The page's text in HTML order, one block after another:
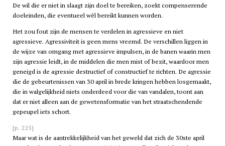
De wil die er niet in slaagt zijn doel te bereiken, zoekt compenserende
doeleinden, die eventueel wèl bereikt kunnen worden.
Het zou fout zijn de mensen te verdelen in agressieve en niet
agressieve. Agressiviteit is geen mens vreemd. De verschillen liggen in
de wijze van omgang met agressieve impulsen, in de banen waarin men
zijn agressie leidt, in de middelen die men mist of bezit, waardoor men
geneigd is de agressie destructief of constructief te richten. De agressie
die de gebeurtenissen van 30 april in brede kringen hebben losgemaakt,
die in walgelijkheid niets onderdeed voor die van vandalen, toont aan
dat er niet alleen aan de gewetensformatie van het straatschendende
gepeupel iets schort.
[p. 225]
Maar wat is de aantrekkelijkheid van het geweld dat zich de 30ste april